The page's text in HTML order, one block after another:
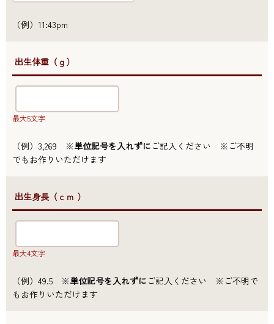
（例）11:43pm
●出生体重（ｇ）
最大5文字
（例）3,269 ※単位記号を入れずに ご記入ください ※ご不明
でもお作りいただけます
●出生身長（ｃｍ ）
最大4文字
（例）49.5 ※単位記号を入れずに ご記入ください ※ご不明で
もお作りいただけます